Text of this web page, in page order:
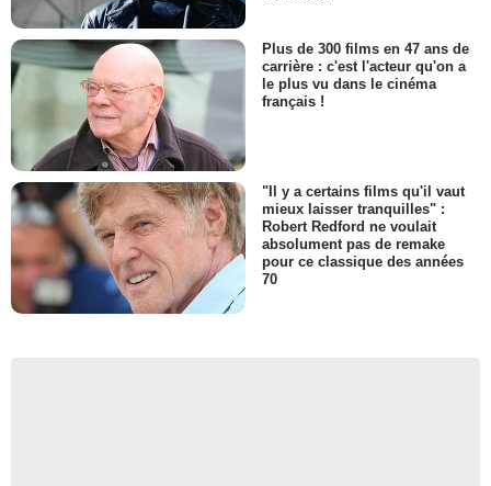
Plus de 300 films en 47 ans de
carrière : c'est l'acteur qu'on a
le plus vu dans le cinéma
français !
"Il y a certains films qu'il vaut
mieux laisser tranquilles" :
Robert Redford ne voulait
absolument pas de remake
pour ce classique des années
70